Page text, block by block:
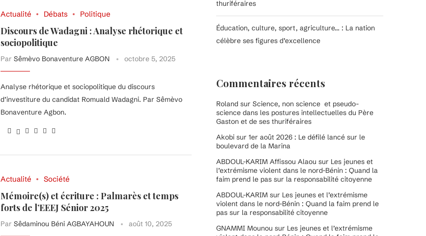
Actualité Débats Politique
Discours de Wadagni : Analyse rhétorique et
sociopolitique
Par Sêmèvo Bonaventure AGBON octobre 5, 2025
Analyse rhétorique et sociopolitique du discours
d’investiture du candidat Romuald Wadagni. Par Sêmèvo
Bonaventure Agbon.
Actualité Société
Mémoire(s) et écriture : Palmarès et temps
forts de l’EEEJ Sénior 2025
Par Sêdaminou Béni AGBAYAHOUN août 10, 2025
thuriféraires
Éducation, culture, sport, agriculture… : La nation
célèbre ses figures d’excellence
Commentaires récents
Roland sur Science, non science et pseudo-
science dans les postures intellectuelles du Père
Gaston et de ses thuriféraires
Akobi sur 1er août 2026 : Le défilé lancé sur le
boulevard de la Marina
ABDOUL-KARIM Affissou Alaou sur Les jeunes et
l’extrémisme violent dans le nord-Bénin : Quand la
faim prend le pas sur la responsabilité citoyenne
ABDOUL-KARIM sur Les jeunes et l’extrémisme
violent dans le nord-Bénin : Quand la faim prend le
pas sur la responsabilité citoyenne
GNAMMI Mounou sur Les jeunes et l’extrémisme